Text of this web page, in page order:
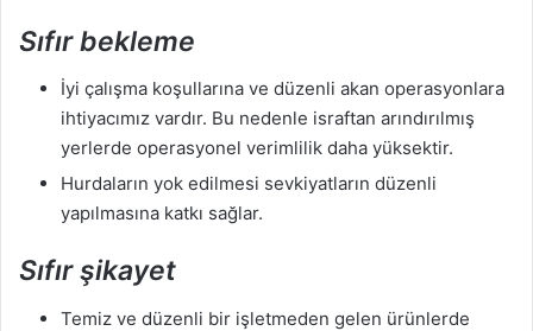
Sıfır bekleme
İyi çalışma koşullarına ve düzenli akan operasyonlara
ihtiyacımız vardır. Bu nedenle israftan arındırılmış
yerlerde operasyonel verimlilik daha yüksektir.
Hurdaların yok edilmesi sevkiyatların düzenli
yapılmasına katkı sağlar.
Sıfır şikayet
Temiz ve düzenli bir işletmeden gelen ürünlerde